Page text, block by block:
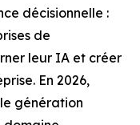
décisionnelle :
de
leur IA et créer
En 2026,
génération